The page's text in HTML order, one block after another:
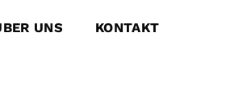
UNS KONTAKT